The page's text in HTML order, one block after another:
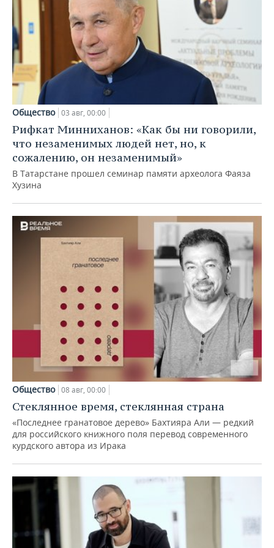
Общество 03 авг, 00:00
Рифкат Минниханов: «Как бы ни говорили,
что незаменимых людей нет, но, к
сожалению, он незаменимый»
В Татарстане прошел семинар памяти археолога Фаяза
Хузина
Общество 08 авг, 00:00
Стеклянное время, стеклянная страна
«Последнее гранатовое дерево» Бахтияра Али — редкий
для российского книжного поля перевод современного
курдского автора из Ирака